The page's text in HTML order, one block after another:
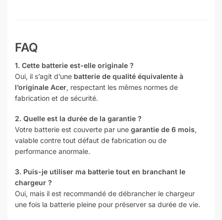
FAQ
1. Cette batterie est-elle originale ?
Oui, il s’agit d’une batterie de qualité équivalente à
l’originale Acer, respectant les mêmes normes de
fabrication et de sécurité.
2. Quelle est la durée de la garantie ?
Votre batterie est couverte par une garantie de 6 mois,
valable contre tout défaut de fabrication ou de
performance anormale.
3. Puis-je utiliser ma batterie tout en branchant le
chargeur ?
Oui, mais il est recommandé de débrancher le chargeur
une fois la batterie pleine pour préserver sa durée de vie.